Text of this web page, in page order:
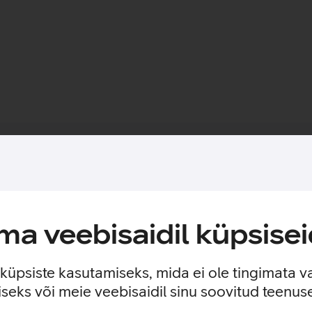
veebisaidil
kasutamiseks, mida ei ole tingimata
või meie veebisaidil sinu soovitud
käsikäes.
on sisseehitatud MagSafe magnetid, mis muudavad
veelgi suurema kaitse. Ümbrisega on võimalik kasutada
ka rahatasku.